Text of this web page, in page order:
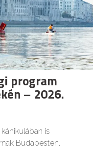
program
– 2026.
is
Budapesten.